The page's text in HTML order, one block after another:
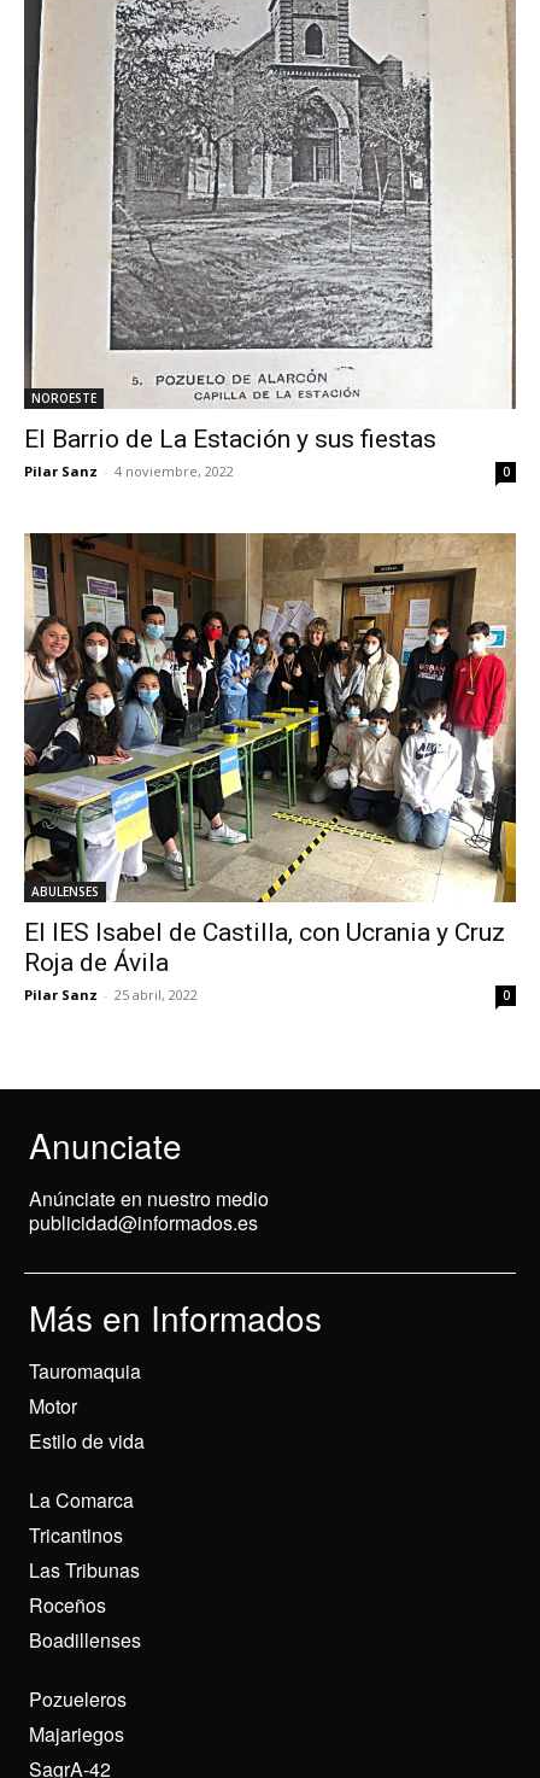
NOROESTE
El Barrio de La Estación y sus fiestas
Pilar Sanz - 4 noviembre, 2022 0
ABULENSES
El IES Isabel de Castilla, con Ucrania y Cruz
Roja de Ávila
Pilar Sanz - 25 abril, 2022 0
Anunciate
Anúnciate en nuestro medio
publicidad@informados.es
Más en Informados
Tauromaquia
Motor
Estilo de vida
La Comarca
Tricantinos
Las Tribunas
Roceños
Boadillenses
Pozueleros
Majariegos
SagrA-42